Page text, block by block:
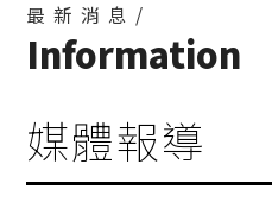
最新消息/
Information
媒體報導